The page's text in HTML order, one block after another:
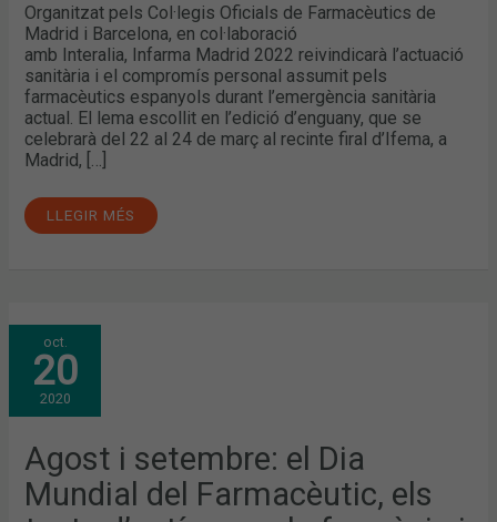
Organitzat pels Col·legis Oficials de Farmacèutics de
Madrid i Barcelona, ​​en col·laboració
amb Interalia, Infarma Madrid 2022 reivindicarà l’actuació
sanitària i el compromís personal assumit pels
farmacèutics espanyols durant l’emergència sanitària
actual. El lema escollit en l’edició d’enguany, que se
celebrarà del 22 al 24 de març al recinte firal d’Ifema, a
Madrid, […]
LLEGIR MÉS
oct.
20
2020
Agost i setembre: el Dia
Mundial del Farmacèutic, els
AGOST
I
SETEMBRE:
EL
DIA
MUNDIAL
DEL
TESTS
D’ANTÍGENS
A
LA
FARMÀCIA